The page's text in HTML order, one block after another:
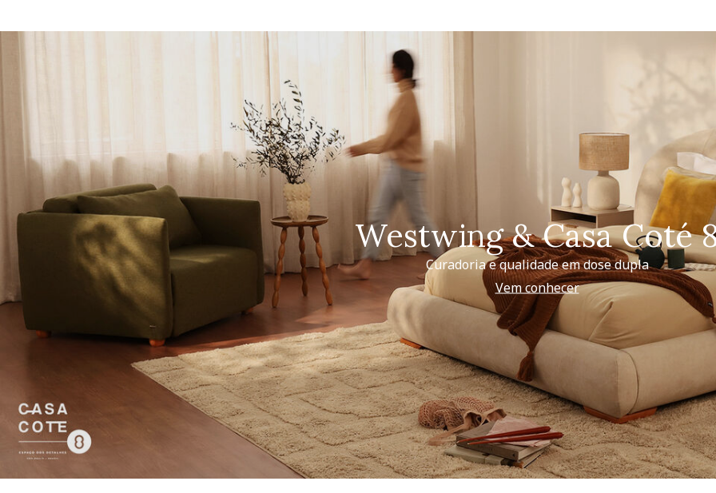
Westwing & Casa Coté
Curadoria e qualidade em dose dupla
Vem conhecer